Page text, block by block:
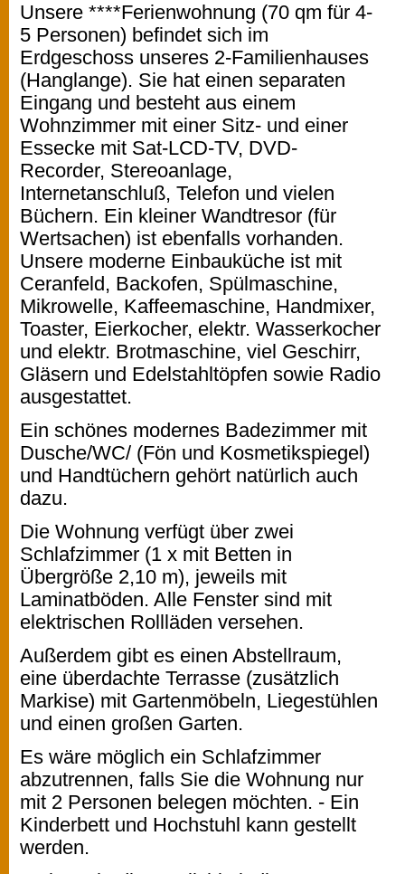
Unsere ****Ferienwohnung (70 qm für 4-
5 Personen) befindet sich im
Erdgeschoss unseres 2-Familienhauses
(Hanglange). Sie hat einen separaten
Eingang und besteht aus einem
Wohnzimmer mit einer Sitz- und einer
Essecke mit Sat-LCD-TV, DVD-
Recorder, Stereoanlage,
Internetanschluß, Telefon und vielen
Büchern. Ein kleiner Wandtresor (für
Wertsachen) ist ebenfalls vorhanden.
Unsere moderne Einbauküche ist mit
Ceranfeld, Backofen, Spülmaschine,
Mikrowelle, Kaffeemaschine, Handmixer,
Toaster, Eierkocher, elektr. Wasserkocher
und elektr. Brotmaschine, viel Geschirr,
Gläsern und Edelstahltöpfen sowie Radio
ausgestattet.
Ein schönes modernes Badezimmer mit
Dusche/WC/ (Fön und Kosmetikspiegel)
und Handtüchern gehört natürlich auch
dazu.
Die Wohnung verfügt über zwei
Schlafzimmer (1 x mit Betten in
Übergröße 2,10 m), jeweils mit
Laminatböden. Alle Fenster sind mit
elektrischen Rollläden versehen.
Außerdem gibt es einen Abstellraum,
eine überdachte Terrasse (zusätzlich
Markise) mit Gartenmöbeln, Liegestühlen
und einen großen Garten.
Es wäre möglich ein Schlafzimmer
abzutrennen, falls Sie die Wohnung nur
mit 2 Personen belegen möchten. - Ein
Kinderbett und Hochstuhl kann gestellt
werden.